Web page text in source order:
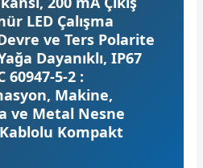
LED Çalışma
ve Ters Polarite
Dayanıklı, IP67
60947-5-2 :
Makine,
ve Metal Nesne
Kompakt